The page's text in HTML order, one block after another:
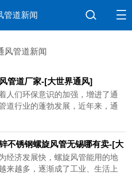
管道新闻
风管道新闻
管道厂家-[大世界通风]
人们环保意识的加强，增进了通
道行业的蓬勃发展，近年来，通
工减料已成常态，比如客户要求
的板材做，实际到手可能是0.6
0.8厚，看似价格实惠，在实际使
程中容易出现状况，运送带粉尘
不锈钢螺旋风管无锡哪有卖-[大
]
经济发展快，螺旋风管能用的地
来越多，逐渐成了工业、生活上